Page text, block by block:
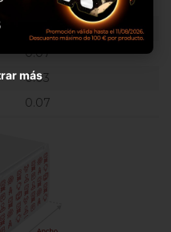
0.9100
0.07
0.03
0.07
más